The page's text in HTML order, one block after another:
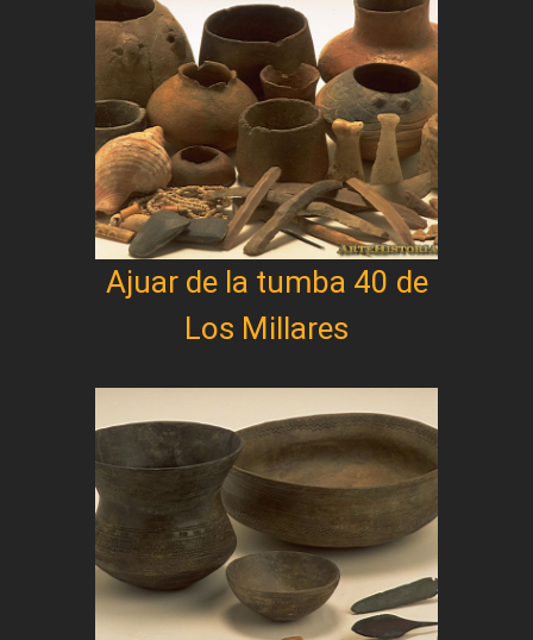
Ajuar de la tumba 40 de
Los Millares